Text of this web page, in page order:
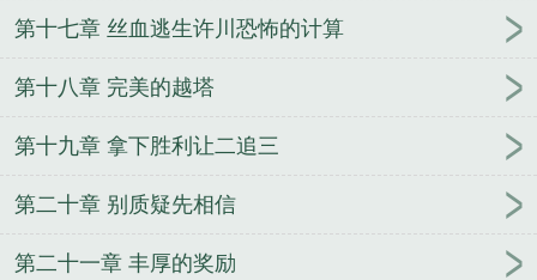
第十七章 丝血逃生许川恐怖的计算
第十八章 完美的越塔
第十九章 拿下胜利让二追三
第二十章 别质疑先相信
第二十一章 丰厚的奖励